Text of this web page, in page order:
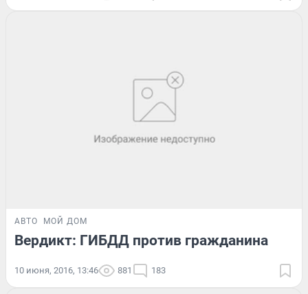
АВТО МОЙ ДОМ
Вердикт: ГИБДД против гражданина
10 июня, 2016, 13:46 881 183